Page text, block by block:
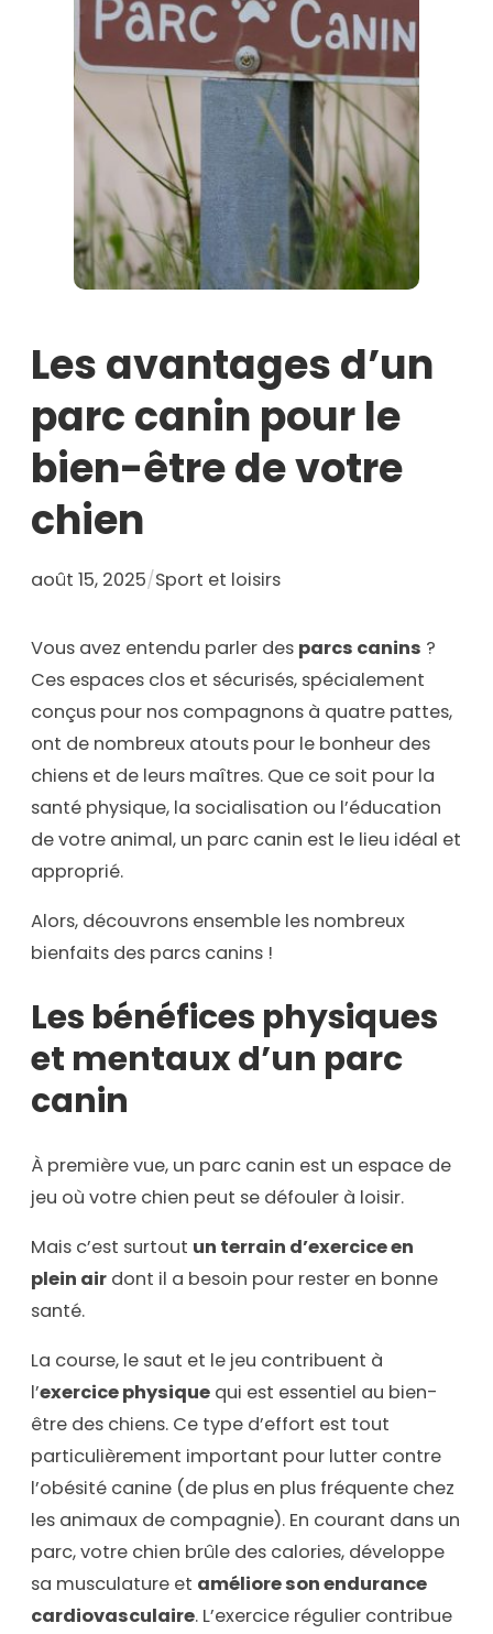
Les avantages d’un
parc canin pour le
bien-être de votre
chien
août 15, 2025/Sport et loisirs
Vous avez entendu parler des parcs canins ?
Ces espaces clos et sécurisés, spécialement
conçus pour nos compagnons à quatre pattes,
ont de nombreux atouts pour le bonheur des
chiens et de leurs maîtres. Que ce soit pour la
santé physique, la socialisation ou l’éducation
de votre animal, un parc canin est le lieu idéal et
approprié.
Alors, découvrons ensemble les nombreux
bienfaits des parcs canins !
Les bénéfices physiques
et mentaux d’un parc
canin
À première vue, un parc canin est un espace de
jeu où votre chien peut se défouler à loisir.
Mais c’est surtout un terrain d’exercice en
plein air dont il a besoin pour rester en bonne
santé.
La course, le saut et le jeu contribuent à
l’exercice physique qui est essentiel au bien-
être des chiens. Ce type d’effort est tout
particulièrement important pour lutter contre
l’obésité canine (de plus en plus fréquente chez
les animaux de compagnie). En courant dans un
parc, votre chien brûle des calories, développe
sa musculature et améliore son endurance
cardiovasculaire. L’exercice régulier contribue